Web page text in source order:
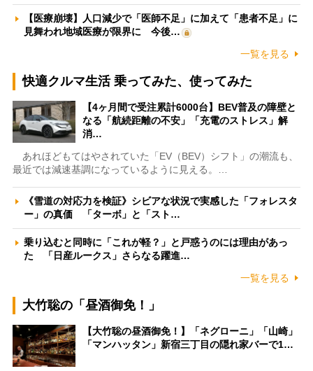
【医療崩壊】人口減少で「医師不足」に加えて「患者不足」に
見舞われ地域医療が限界に 今後…
一覧を見る
快適クルマ生活 乗ってみた、使ってみた
【4ヶ月間で受注累計6000台】BEV普及の障壁と
なる「航続距離の不安」「充電のストレス」解
消…
あれほどもてはやされていた「EV（BEV）シフト」の潮流も、
最近では減速基調になっているように見える。…
《雪道の対応力を検証》シビアな状況で実感した「フォレスタ
ー」の真価 「ターボ」と「スト…
乗り込むと同時に「これが軽？」と戸惑うのには理由があっ
た 「日産ルークス」さらなる躍進…
一覧を見る
大竹聡の「昼酒御免！」
【大竹聡の昼酒御免！】「ネグローニ」「山崎」
「マンハッタン」新宿三丁目の隠れ家バーで1…